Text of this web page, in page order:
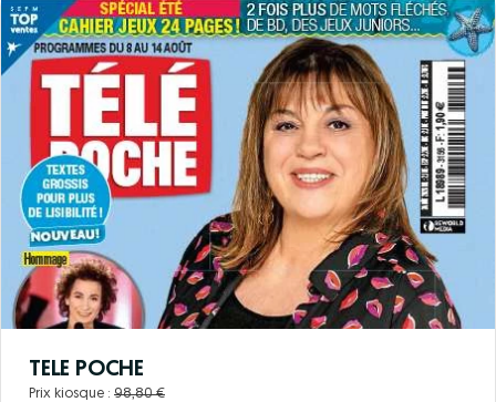
TELE POCHE
Prix kiosque : 98,80 €